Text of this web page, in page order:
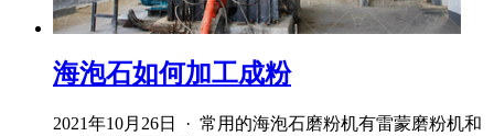
海泡石如何加工成粉
2021年10月26日 · 常用的海泡石磨粉机有雷蒙磨粉机和